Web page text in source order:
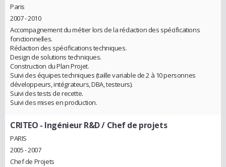
Paris
2007 - 2010
Accompagnement du métier lors de la rédaction des spécifications
fonctionnelles.
Rédaction des spécifications techniques.
Design de solutions techniques.
Construction du Plan Projet.
Suivi des équipes techniques (taille variable de 2 à 10 personnes
développeurs, intégrateurs, DBA, testeurs).
Suivi des tests de recette.
Suivi des mises en production.
CRITEO - Ingénieur R&D / Chef de projets
PARIS
2005 - 2007
Chef de Projets